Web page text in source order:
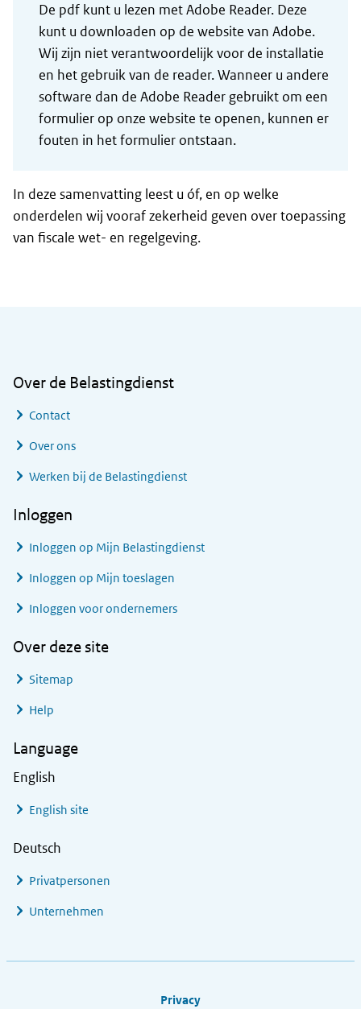
De pdf kunt u lezen met Adobe Reader. Deze
kunt u downloaden op de website van Adobe.
Wij zijn niet verantwoordelijk voor de installatie
en het gebruik van de reader. Wanneer u andere
software dan de Adobe Reader gebruikt om een
formulier op onze website te openen, kunnen er
fouten in het formulier ontstaan.
In deze samenvatting leest u óf, en op welke
onderdelen wij vooraf zekerheid geven over toepassing
van fiscale wet- en regelgeving.
Over de Belastingdienst
Contact
Over ons
Werken bij de Belastingdienst
Inloggen
Inloggen op Mijn Belastingdienst
Inloggen op Mijn toeslagen
Inloggen voor ondernemers
Over deze site
Sitemap
Help
Language
English
English site
Deutsch
Privatpersonen
Unternehmen
Privacy